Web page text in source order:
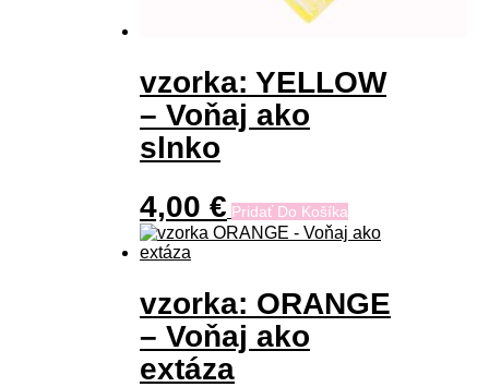
vzorka: YELLOW
– Voňaj ako
slnko
4,00 € Pridať Do Košíka
vzorka: ORANGE
– Voňaj ako
extáza